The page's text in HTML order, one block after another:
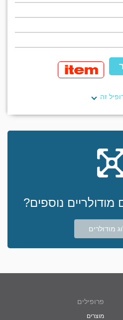
זה
נוספים?
מודולרים
פרופילים
מוצרים